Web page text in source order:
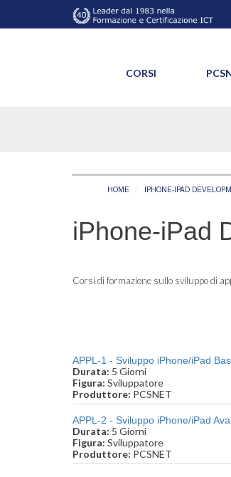
CORSI
HOME IPHONE-IPAD
iPhone-iPad
Corsi di formazione sullo sviluppo di
APPL-1 - Sviluppo iPhone/iPad
Durata: 5 Giorni
Figura: Sviluppatore
Produttore: PCSNET
APPL-2 - Sviluppo iPhone/iPad
Durata: 5 Giorni
Figura: Sviluppatore
Produttore: PCSNET